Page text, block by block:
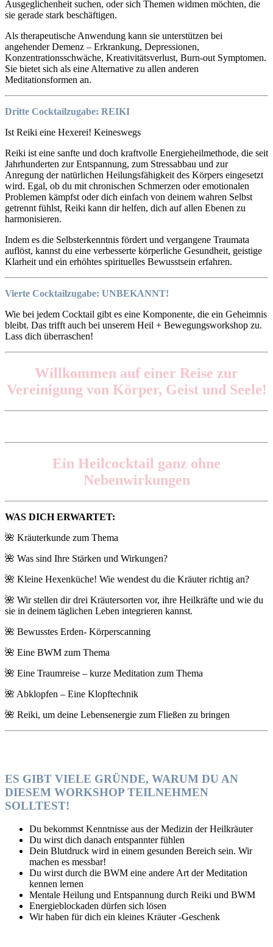
Ausgeglichenheit suchen, oder sich Themen widmen möchten, die
sie gerade stark beschäftigen.
Als therapeutische Anwendung kann sie unterstützen bei
angehender Demenz – Erkrankung, Depressionen,
Konzentrationsschwäche, Kreativitätsverlust, Burn-out Symptomen.
Sie bietet sich als eine Alternative zu allen anderen
Meditationsformen an.
Dritte Cocktailzugabe: REIKI
Ist Reiki eine Hexerei! Keineswegs
Reiki ist eine sanfte und doch kraftvolle Energieheilmethode, die seit
Jahrhunderten zur Entspannung, zum Stressabbau und zur
Anregung der natürlichen Heilungsfähigkeit des Körpers eingesetzt
wird. Egal, ob du mit chronischen Schmerzen oder emotionalen
Problemen kämpfst oder dich einfach von deinem wahren Selbst
getrennt fühlst, Reiki kann dir helfen, dich auf allen Ebenen zu
harmonisieren.
Indem es die Selbsterkenntnis fördert und vergangene Traumata
auflöst, kannst du eine verbesserte körperliche Gesundheit, geistige
Klarheit und ein erhöhtes spirituelles Bewusstsein erfahren.
Vierte Cocktailzugabe: UNBEKANNT!
Wie bei jedem Cocktail gibt es eine Komponente, die ein Geheimnis
bleibt. Das trifft auch bei unserem Heil + Bewegungsworkshop zu.
Lass dich überraschen!
Willkommen auf einer Reise zur
Vereinigung von Körper, Geist und Seele!
Ein Heilcocktail ganz ohne
Nebenwirkungen
WAS DICH ERWARTET:
🌺 Kräuterkunde zum Thema
🌺 Was sind Ihre Stärken und Wirkungen?
🌺 Kleine Hexenküche! Wie wendest du die Kräuter richtig an?
🌺 Wir stellen dir drei Kräutersorten vor, ihre Heilkräfte und wie du
sie in deinem täglichen Leben integrieren kannst.
🌺 Bewusstes Erden- Körperscanning
🌺 Eine BWM zum Thema
🌺 Eine Traumreise – kurze Meditation zum Thema
🌺 Abklopfen – Eine Klopftechnik
🌺 Reiki, um deine Lebensenergie zum Fließen zu bringen
ES GIBT VIELE GRÜNDE, WARUM DU AN
DIESEM WORKSHOP TEILNEHMEN
SOLLTEST!
Du bekommst Kenntnisse aus der Medizin der Heilkräuter
Du wirst dich danach entspannter fühlen
Dein Blutdruck wird in einem gesunden Bereich sein. Wir
machen es messbar!
Du wirst durch die BWM eine andere Art der Meditation
kennen lernen
Mentale Heilung und Entspannung durch Reiki und BWM
Energieblockaden dürfen sich lösen
Wir haben für dich ein kleines Kräuter -Geschenk